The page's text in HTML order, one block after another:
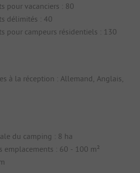
pour vacanciers : 80
délimités : 40
pour campeurs résidentiels : 130
à la réception : Allemand, Anglais,
du camping : 8 ha
emplacements : 60 - 100 m²